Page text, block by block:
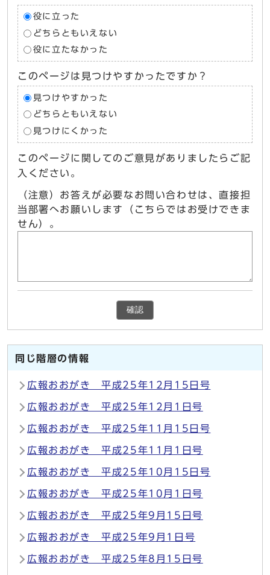
役に立った
どちらともいえない
役に立たなかった
このページは見つけやすかったですか？
見つけやすかった
どちらともいえない
見つけにくかった
このページに関してのご意見がありましたらご記
入ください。
（注意）お答えが必要なお問い合わせは、直接担
当部署へお願いします（こちらではお受けできま
せん）。
確認
同じ階層の情報
広報おおがき 平成25年12月15日号
広報おおがき 平成25年12月1日号
広報おおがき 平成25年11月15日号
広報おおがき 平成25年11月1日号
広報おおがき 平成25年10月15日号
広報おおがき 平成25年10月1日号
広報おおがき 平成25年9月15日号
広報おおがき 平成25年9月1日号
広報おおがき 平成25年8月15日号